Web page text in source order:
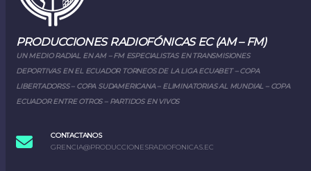
PRODUCCIONES RADIOFÓNICAS EC (AM – FM)
UN MEDIO RADIAL EN AM – FM ESPECIALISTAS EN TRANSMISIONES
DEPORTIVAS EN EL ECUADOR TORNEOS DE LA LIGA ECUABET – COPA
LIBERTADORSS – COPA SUDAMERICANA – ELIMINATORIAS AL MUNDIAL – COPA
ECUADOR ENTRE OTROS – PARTIDOS EN VIVOS
CONTACTANOS
GRENCIA@PRODUCCIONESRADIOFONICAS.EC